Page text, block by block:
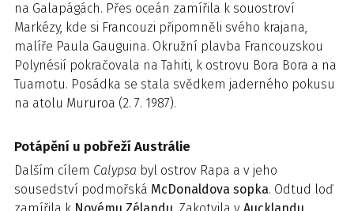
na Galapágách. Přes oceán zamířila k souostroví
Markézy, kde si Francouzi připomněli svého krajana,
malíře Paula Gauguina. Okružní plavba Francouzskou
Polynésií pokračovala na Tahiti, k ostrovu Bora Bora a na
Tuamotu. Posádka se stala svědkem jaderného pokusu
na atolu Mururoa (2. 7. 1987).
Potápění u pobřeží Austrálie
Dalším cílem Calypsa byl ostrov Rapa a v jeho
sousedství podmořská McDonaldova sopka. Odtud loď